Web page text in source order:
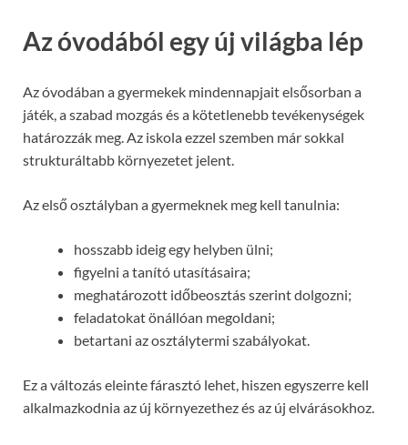
Az óvodából egy új világba lép
Az óvodában a gyermekek mindennapjait elsősorban a
játék, a szabad mozgás és a kötetlenebb tevékenységek
határozzák meg. Az iskola ezzel szemben már sokkal
strukturáltabb környezetet jelent.
Az első osztályban a gyermeknek meg kell tanulnia:
hosszabb ideig egy helyben ülni;
figyelni a tanító utasításaira;
meghatározott időbeosztás szerint dolgozni;
feladatokat önállóan megoldani;
betartani az osztálytermi szabályokat.
Ez a változás eleinte fárasztó lehet, hiszen egyszerre kell
alkalmazkodnia az új környezethez és az új elvárásokhoz.